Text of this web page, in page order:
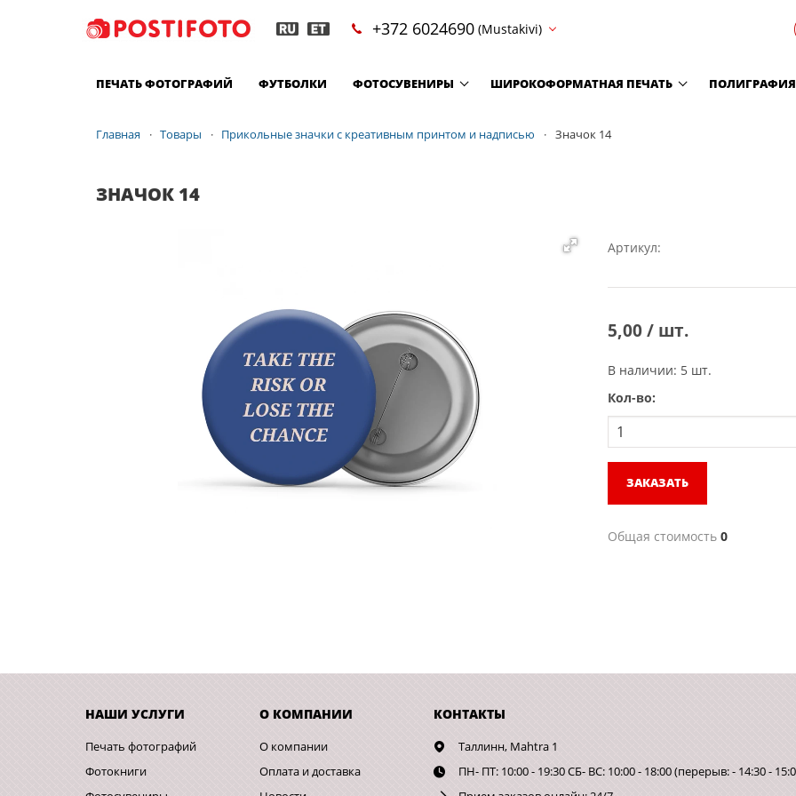
+372 6024690 (Mustakivi)
ПЕЧАТЬ ФОТОГРАФИЙ ФУТБОЛКИ ФОТОСУВЕНИРЫ ШИРОКОФОРМАТНАЯ ПЕЧАТЬ ПОЛИГРАФИЯ
Главная Товары Прикольные значки с креативным принтом и надписью Значок 14
ЗНАЧОК 14
Артикул:
5,00 / шт.
В наличии: 5 шт.
Кол-во:
ЗАКАЗАТЬ
Общая стоимость 0
НАШИ УСЛУГИ
Печать фотографий
Фотокниги
О КОМПАНИИ
О компании
Оплата и доставка
КОНТАКТЫ
Таллинн, Mahtra 1
ПН- ПТ: 10:00 - 19:30 СБ- ВС: 10:00 - 18:00 (перерыв: - 14:30 -